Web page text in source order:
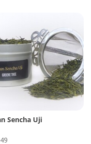
Sencha Uji